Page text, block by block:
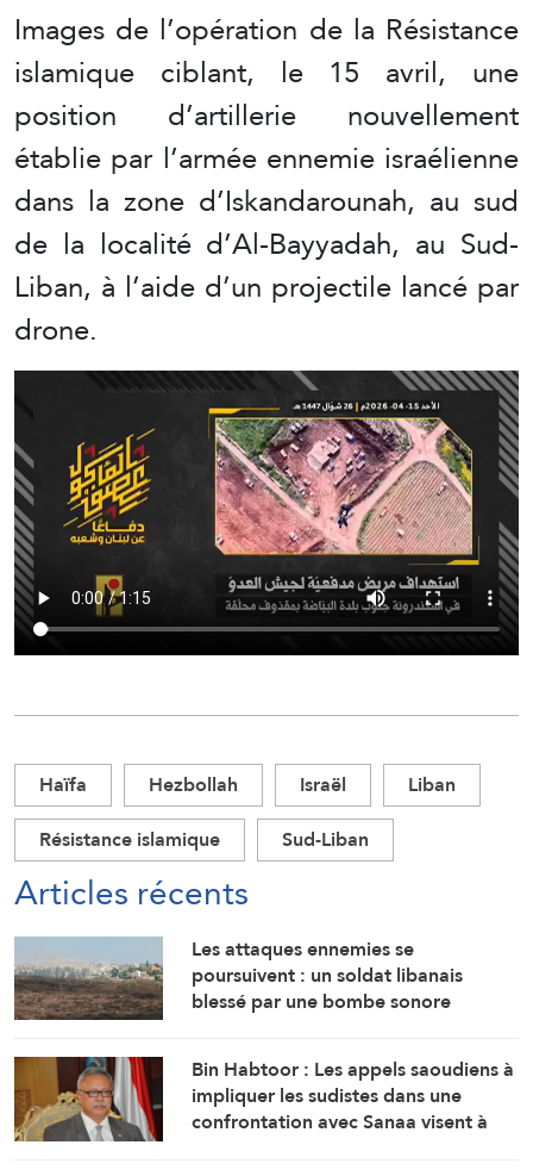
Images de l’opération de la Résistance
islamique ciblant, le 15 avril, une
position d’artillerie nouvellement
établie par l’armée ennemie israélienne
dans la zone d’Iskandarounah, au sud
de la localité d’Al-Bayyadah, au Sud-
Liban, à l’aide d’un projectile lancé par
drone.
Haïfa Hezbollah Israël
Liban
Résistance islamique
Sud-Liban
Articles récents
Les attaques ennemies se
poursuivent : un soldat libanais
blessé par une bombe sonore
Bin Habtoor : Les appels saoudiens à
impliquer les sudistes dans une
confrontation avec Sanaa visent à